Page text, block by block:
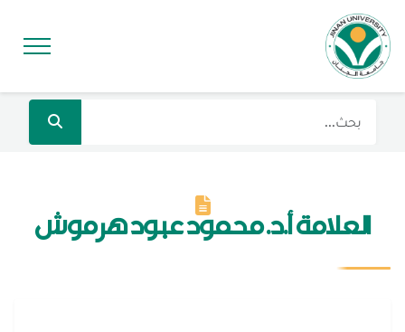
العلامة أ.د. محمود عبود هرموش